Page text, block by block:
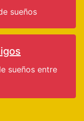
sueños
sueños entre